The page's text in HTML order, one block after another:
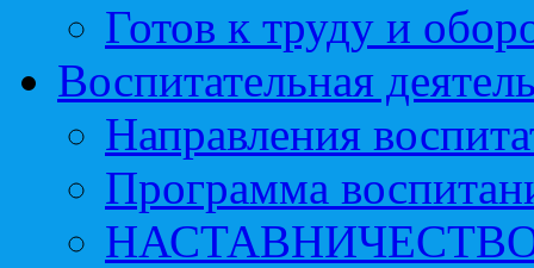
Готов к труду и
Воспитательная
Направления
Программа